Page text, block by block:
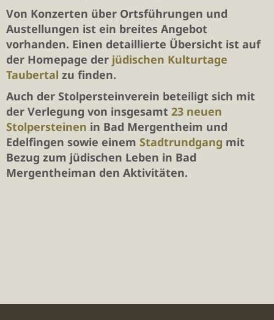
Von Konzerten über Ortsführungen und
Austellungen ist ein breites Angebot
vorhanden. Einen detaillierte Übersicht ist auf
der Homepage der jüdischen Kulturtage
Taubertal zu finden.
Auch der Stolpersteinverein beteiligt sich mit
der Verlegung von insgesamt 23 neuen
Stolpersteinen in Bad Mergentheim und
Edelfingen sowie einem Stadtrundgang mit
Bezug zum jüdischen Leben in Bad
Mergentheiman den Aktivitäten.